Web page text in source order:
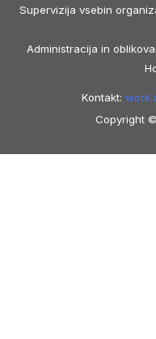
Supervizija vsebin
Administracija in
Kontakt:
Copyright